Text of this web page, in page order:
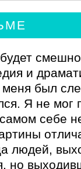
и
был
Я не мог
себе
людей,
но